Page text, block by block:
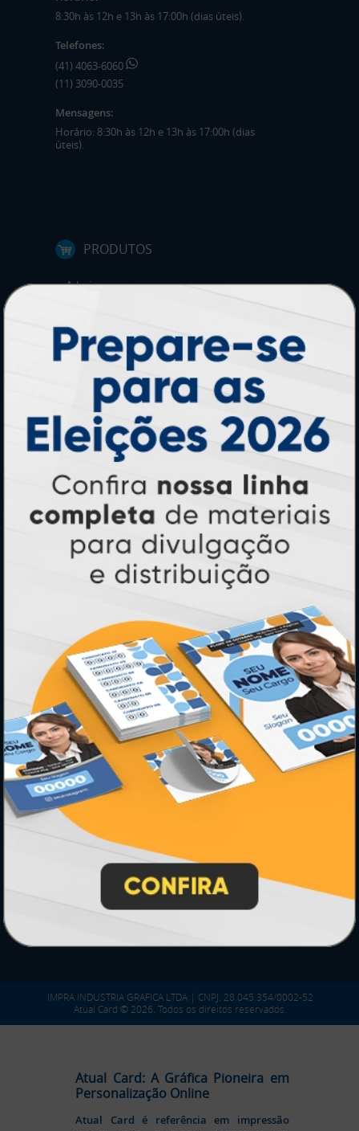
8:30h às 12h e 13h às 17:00h (dias úteis).
Telefones:
(41) 4063-6060
(11) 3090-0035
Mensagens:
Horário: 8:30h às 12h e 13h às 17:00h (dias
úteis).
PRODUTOS
Adesivos
Ímãs
Cartão de Visita
Folder, Flyer e Panfleto
Banners e Lonas
Calendários 2027
PAGUE COM
* Pagamento com cartão de crédito terá valor adicional.
** Pagamentos a prazo poderão ter acréscimo.
*** Nota fiscal sujeita a emissão de acordo com prestador de
serviço, conforme legislação pertinente.
PARTICIPE
SEGURANÇA
IMPRA INDUSTRIA GRAFICA LTDA | CNPJ: 28.045.354/0002-52
Atual Card © 2026. Todos os direitos reservados.
Atual Card: A Gráfica Pioneira em
Personalização Online
Atual Card é referência em impressão